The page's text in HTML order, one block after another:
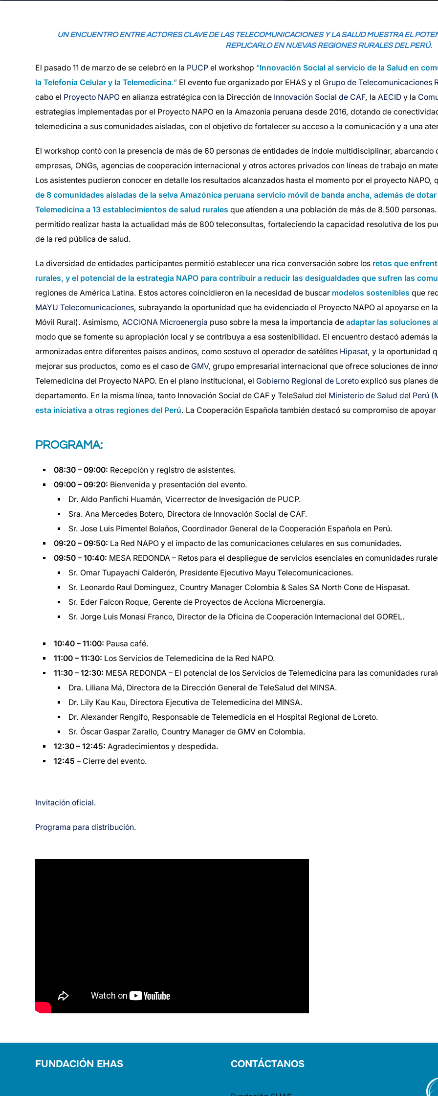
UN ENCUENTRO ENTRE ACTORES CLAVE DE LAS TELECOMUNICACIONES Y LA SALUD MUESTRA EL
REPLICARLO EN NUEVAS REGIONES RURALES DEL PERÚ.
El pasado 11 de marzo de se celebró en la PUCP el workshop “Innovación Social al servicio de la Salud en
la Telefonía Celular y la Telemedicina.” El evento fue organizado por EHAS y el Grupo de Telecomunicaciones
cabo el Proyecto NAPO en alianza estratégica con la Dirección de Innovación Social de CAF, la AECID y la
estrategias implementadas por el Proyecto NAPO en la Amazonia peruana desde 2016, dotando de
telemedicina a sus comunidades aisladas, con el objetivo de fortalecer su acceso a la comunicación y a una
El workshop contó con la presencia de más de 60 personas de entidades de índole multidisciplinar,
empresas, ONGs, agencias de cooperación internacional y otros actores privados con líneas de trabajo en
Los asistentes pudieron conocer en detalle los resultados alcanzados hasta el momento por el proyecto
de 8 comunidades aisladas de la selva Amazónica peruana servicio móvil de banda ancha, además de
Telemedicina a 13 establecimientos de salud rurales que atienden a una población de más de 8.500
permitido realizar hasta la actualidad más de 800 teleconsultas, fortaleciendo la capacidad resolutiva de los
de la red pública de salud.
La diversidad de entidades participantes permitió establecer una rica conversación sobre los retos que
rurales, y el potencial de la estrategia NAPO para contribuir a reducir las desigualdades que sufren las
regiones de América Latina. Estos actores coincidieron en la necesidad de buscar modelos sostenibles que
MAYU Telecomunicaciones, subrayando la oportunidad que ha evidenciado el Proyecto NAPO al apoyarse en
Móvil Rural). Asimismo, ACCIONA Microenergía puso sobre la mesa la importancia de adaptar las soluciones
modo que se fomente su apropiación local y se contribuya a esa sostenibilidad. El encuentro destacó además
armonizadas entre diferentes países andinos, como sostuvo el operador de satélites Hipasat, y la oportunidad
mejorar sus productos, como es el caso de GMV, grupo empresarial internacional que ofrece soluciones de
Telemedicina del Proyecto NAPO. En el plano institucional, el Gobierno Regional de Loreto explicó sus planes
departamento. En la misma línea, tanto Innovación Social de CAF y TeleSalud del Ministerio de Salud del Perú
esta iniciativa a otras regiones del Perú. La Cooperación Española también destacó su compromiso de
PROGRAMA:
08:30 – 09:00: Recepción y registro de asistentes.
09:00 – 09:20: Bienvenida y presentación del evento.
Dr. Aldo Panfichi Huamán, Vicerrector de Invesigación de PUCP.
Sra. Ana Mercedes Botero, Directora de Innovación Social de CAF.
Sr. Jose Luis Pimentel Bolaños, Coordinador General de la Cooperación Española en Perú.
09:20 – 09:50: La Red NAPO y el impacto de las comunicaciones celulares en sus comunidades.
09:50 – 10:40: MESA REDONDA – Retos para el despliegue de servicios esenciales en comunidades
Sr. Omar Tupayachi Calderón, Presidente Ejecutivo Mayu Telecomunicaciones.
Sr. Leonardo Raul Dominguez, Country Manager Colombia & Sales SA North Cone de Hispasat.
Sr. Eder Falcon Roque, Gerente de Proyectos de Acciona Microenergía.
Sr. Jorge Luis Monasí Franco, Director de la Oficina de Cooperación Internacional del GOREL.
10:40 – 11:00: Pausa café.
11:00 – 11:30: Los Servicios de Telemedicina de la Red NAPO.
11:30 – 12:30: MESA REDONDA – El potencial de los Servicios de Telemedicina para las comunidades
Dra. Liliana Má, Directora de la Dirección General de TeleSalud del MINSA.
Dr. Lily Kau Kau, Directora Ejecutiva de Telemedicina del MINSA.
Dr. Alexander Rengifo, Responsable de Telemedicia en el Hospital Regional de Loreto.
Sr. Óscar Gaspar Zarallo, Country Manager de GMV en Colombia.
12:30 – 12:45: Agradecimientos y despedida.
12:45 – Cierre del evento.
Invitación oficial.
Programa para distribución.
FUNDACIÓN EHAS CONTÁCTANOS